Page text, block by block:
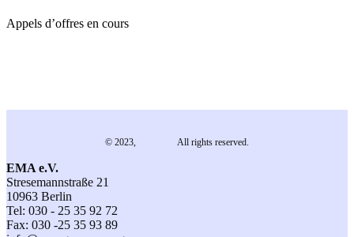
Appels d’offres en cours
© 2023, All rights reserved.
EMA e.V.
Stresemannstraße 21
10963 Berlin
Tel: 030 - 25 35 92 72
Fax: 030 -25 35 93 89